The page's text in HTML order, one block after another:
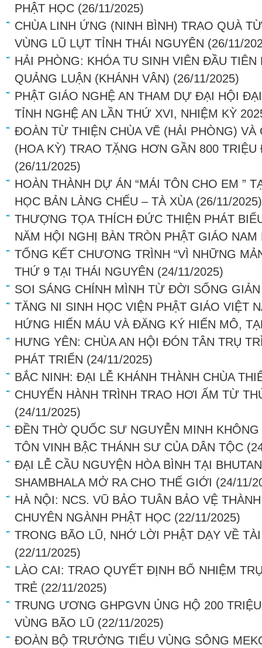
PHẬT HỌC (26/11/2025)
CHÙA LINH ỨNG (NINH BÌNH) TRAO QUÀ
VÙNG LŨ LỤT TỈNH THÁI NGUYÊN (26/11/
HẢI PHÒNG: KHÓA TU SINH VIÊN ĐẦU TIÊN
QUẢNG LUẬN (KHÁNH VÂN) (26/11/2025)
PHẬT GIÁO NGHỆ AN THAM DỰ ĐẠI HỘI
TỈNH NGHỆ AN LẦN THỨ XVI, NHIỆM KỲ
ĐOÀN TỪ THIỆN CHÙA VẼ (HẢI PHÒNG) VÀ
(HOA KỲ) TRAO TẶNG HƠN GẦN 800
(26/11/2025)
HOÀN THÀNH DỰ ÁN “MÁI TÔN CHO EM ”
HỌC BẢN LÀNG CHẾU – TÀ XÙA (26/11/2025)
THƯỢNG TỌA THÍCH ĐỨC THIỆN PHÁT
NĂM HỘI NGHỊ BÀN TRÒN PHẬT GIÁO NAM
TỔNG KẾT CHƯƠNG TRÌNH “VÌ NHỮNG
THỨ 9 TẠI THÁI NGUYÊN (24/11/2025)
SOI SÁNG CHÍNH MÌNH TỪ ĐỜI SỐNG
TĂNG NI SINH HỌC VIỆN PHẬT GIÁO VIỆT
HỨNG HIẾN MÁU VÀ ĐĂNG KÝ HIẾN MÔ,
HƯNG YÊN: CHÙA AN HỘI ĐÓN TÂN TRỤ
PHÁT TRIỂN (24/11/2025)
BẮC NINH: ĐẠI LỄ KHÁNH THÀNH CHÙA
CHUYẾN HÀNH TRÌNH TRAO HƠI ẤM TỪ
(24/11/2025)
ĐỀN THỜ QUỐC SƯ NGUYỄN MINH
TÔN VINH BẬC THÁNH SƯ CỦA DÂN TỘC
ĐẠI LỄ CẦU NGUYỆN HÒA BÌNH TẠI
SHAMBHALA MỞ RA CHO THẾ GIỚI (24/11/
HÀ NỘI: NCS. VŨ BẢO TUÂN BẢO VỆ
CHUYÊN NGÀNH PHẬT HỌC (22/11/2025)
TRONG BÃO LŨ, NHỚ LỜI PHẬT DẠY VỀ
(22/11/2025)
LÀO CAI: TRAO QUYẾT ĐỊNH BỔ NHIỆM
TRẺ (22/11/2025)
TRUNG ƯƠNG GHPGVN ỦNG HỘ 200
VÙNG BÃO LŨ (22/11/2025)
ĐOÀN BỘ TRƯỞNG TIỂU VÙNG SÔNG